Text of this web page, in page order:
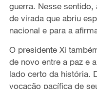
guerra. Nesse
de virada que abriu
nacional e para a
O presidente Xi
de novo entre a paz e
lado certo da história.
vocação pacífica de